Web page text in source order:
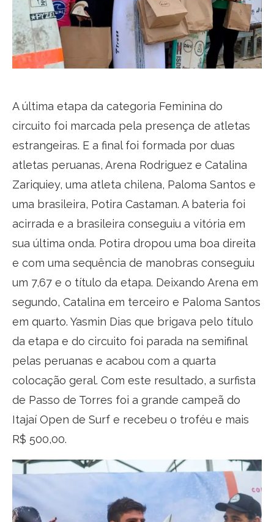
Da esq. para direita a peruana Arena Rodriguez Vargas que
ficou em 2o. lugar, a Campeão Potira Castaman baiana
radicada em Florianópolis, a peruana Catalina Zariquiey Vegas
em 3o. lugar e em 4o. a chilena Palama Santos
A última etapa da categoria Feminina do
circuito foi marcada pela presença de atletas
estrangeiras. E a final foi formada por duas
atletas peruanas, Arena Rodriguez e Catalina
Zariquiey, uma atleta chilena, Paloma Santos e
uma brasileira, Potira Castaman. A bateria foi
acirrada e a brasileira conseguiu a vitória em
sua última onda. Potira dropou uma boa direita
e com uma sequência de manobras conseguiu
um 7,67 e o título da etapa. Deixando Arena em
segundo, Catalina em terceiro e Paloma Santos
em quarto. Yasmin Dias que brigava pelo título
da etapa e do circuito foi parada na semifinal
pelas peruanas e acabou com a quarta
colocação geral. Com este resultado, a surfista
de Passo de Torres foi a grande campeã do
Itajaí Open de Surf e recebeu o troféu e mais
R$ 500,00.